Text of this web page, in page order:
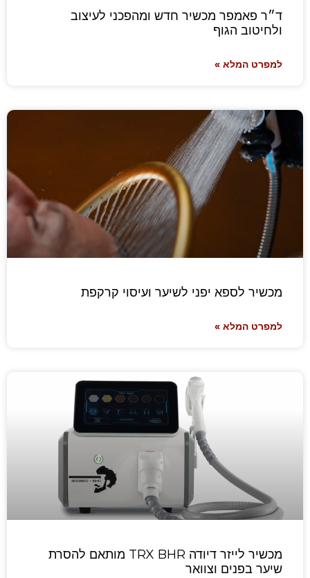
ד״ר פאמפר מכשיר חדש ומהפכני לעיצוב
ולחיטוב הגוף
למפרט המלא »
מכשיר לספא יפני לשיער ועיסוי קרקפת
למפרט המלא »
מכשיר לייזר דיודה TRX BHR מותאם להסרת
שיער בפנים וצוואר